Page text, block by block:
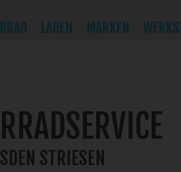
LADEN MARKEN
STRIESEN